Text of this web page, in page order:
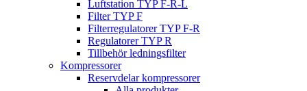
Luftstation TYP F-R-L
Filter TYP F
Filterregulatorer TYP F-R
Regulatorer TYP R
Tillbehör ledningsfilter
Kompressorer
Reservdelar kompressorer